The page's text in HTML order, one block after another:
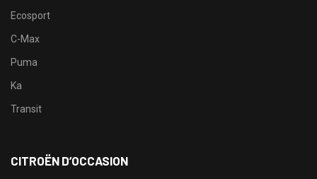
Ecosport
C-Max
Puma
Ka
Transit
CITROËN D’OCCASION